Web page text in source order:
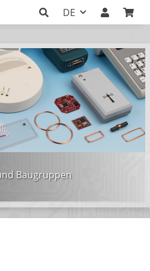
DE
Baugruppen